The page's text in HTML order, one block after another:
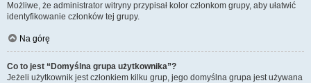
Możliwe, że administrator witryny przypisał kolor członkom grupy, aby ułatwić
identyfikowanie członków tej grupy.
Na górę
Co to jest “Domyślna grupa użytkownika”?
Jeżeli użytkownik jest członkiem kilku grup, jego domyślna grupa jest używana